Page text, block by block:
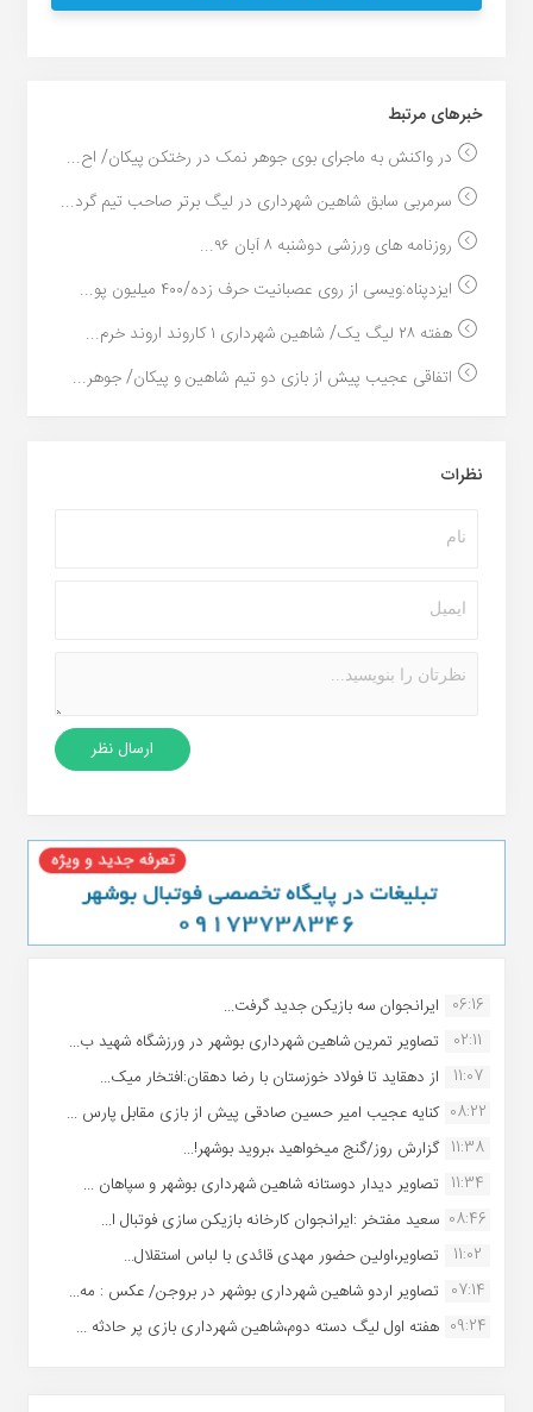
خبر‌های مرتبط
در واکنش به ماجرای بوی جوهر نمک در رختکن پیکان/ اح...
سرمربی سابق شاهین شهرداری در لیگ برتر صاحب تیم گرد...
روزنامه های ورزشی دوشنبه ۸ آبان ۹۶...
ایزدپناه:ویسی از روی عصبانیت حرف زده/۴۰۰ میلیون پو...
هفته ۲۸ لیگ یک/ شاهین شهرداری ۱ کاروند اروند خرم...
اتفاقی عجیب پیش از بازی دو تیم شاهین و پیکان/ جوهر...
نظرات
06:16 ایرانجوان سه بازیکن جدید گرفت...
02:11
تصاویر تمرین شاهین شهردارى بوشهر در ورزشگاه شهید ب...
11:07
از دهقاید تا فولاد خوزستان با رضا دهقان:افتخار میک...
08:22 کنایه عجیب امیر حسین صادقی پیش از بازی مقابل پارس ...
11:38 گزارش روز/گنج میخواهید ،بروید بوشهر!...
11:34 تصاویر دیدار دوستانه شاهین شهردارى بوشهر و سپاهان ...
08:46 سعید مفتخر :ایرانجوان کارخانه بازیکن سازی فوتبال ا...
11:02
تصاویر،اولین حضور مهدی قائدی با لباس استقلال...
07:14 تصاویر اردو شاهین شهرداری بوشهر در بروجن/ عکس : مه...
09:24 هفته اول لیگ دسته دوم،شاهین شهرداری بازی پر حادثه ...